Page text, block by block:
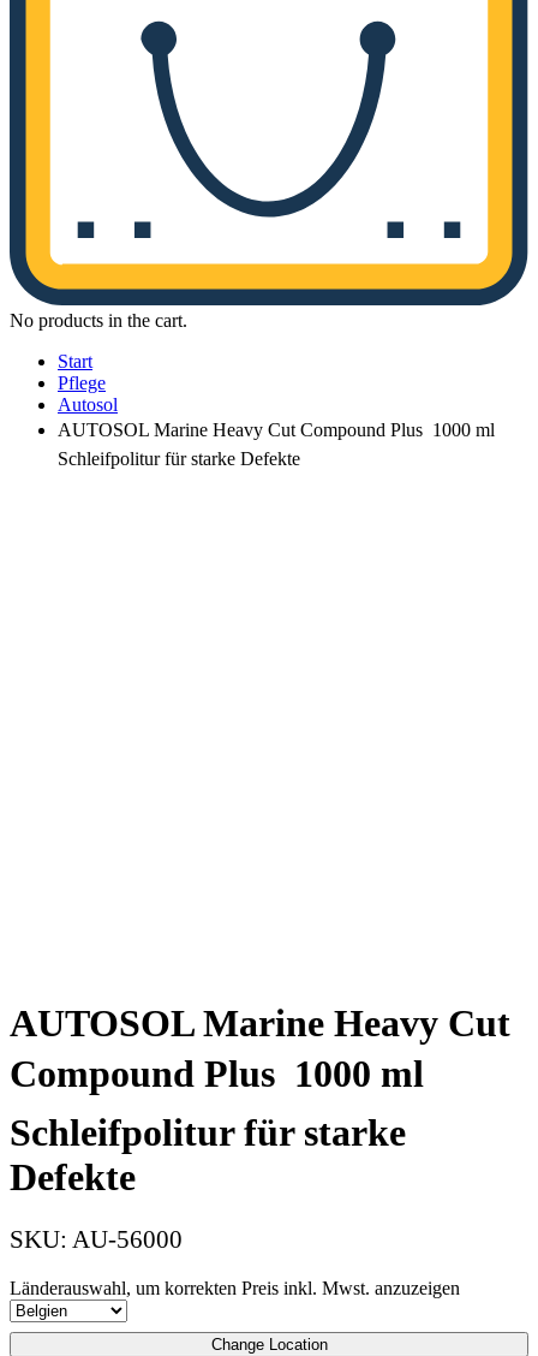
No products in the cart.
Start
Pflege
Autosol
AUTOSOL Marine Heavy Cut Compound Plus  1000 ml 
Schleifpolitur für starke Defekte
AUTOSOL Marine Heavy Cut
Compound Plus  1000 ml 
Schleifpolitur für starke
Defekte
SKU: AU-56000
Länderauswahl, um korrekten Preis inkl. Mwst. anzuzeigen
Change Location